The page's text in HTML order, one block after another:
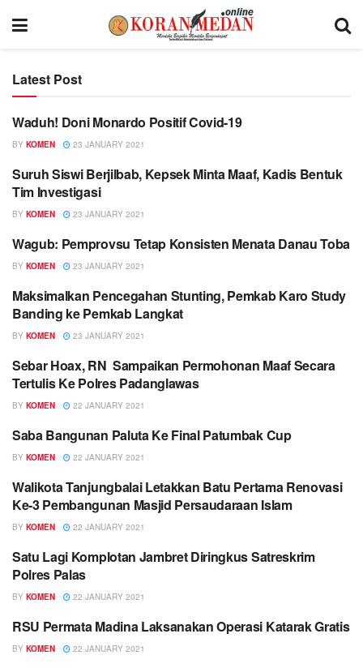
Latest Post
BERITA UTAMA
Waduh! Doni Monardo Positif Covid-19
BY KOMEN 23 JANUARY 2021
BERITA UTAMA
Suruh Siswi Berjilbab, Kepsek Minta Maaf, Kadis Bentuk
Tim Investigasi
BY KOMEN 23 JANUARY 2021
BERITA UTAMA
Wagub: Pemprovsu Tetap Konsisten Menata Danau Toba
BY KOMEN 23 JANUARY 2021
LANGKAT
Maksimalkan Pencegahan Stunting, Pemkab Karo Study
Banding ke Pemkab Langkat
BY KOMEN 23 JANUARY 2021
BERITA UTAMA
Sebar Hoax, RN Sampaikan Permohonan Maaf Secara
Tertulis Ke Polres Padanglawas
BY KOMEN 22 JANUARY 2021
OLAHRAGA
Saba Bangunan Paluta Ke Final Patumbak Cup
BY KOMEN 22 JANUARY 2021
AGAMA
Walikota Tanjungbalai Letakkan Batu Pertama Renovasi
Ke-3 Pembangunan Masjid Persaudaraan Islam
BY KOMEN 22 JANUARY 2021
PADANGLAWAS
Satu Lagi Komplotan Jambret Diringkus Satreskrim
Polres Palas
BY KOMEN 22 JANUARY 2021
BERITA UTAMA
RSU Permata Madina Laksanakan Operasi Katarak Gratis
BY KOMEN 22 JANUARY 2021